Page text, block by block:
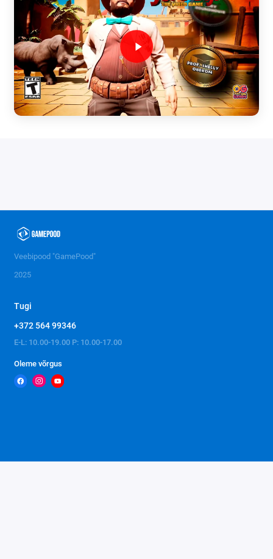
Veebipood "GamePood"
2025
Tugi
+372 564 99346
E-L: 10.00-19.00 P: 10.00-17.00
Oleme võrgus